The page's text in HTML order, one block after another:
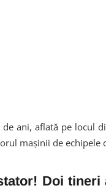
ani, aflată pe locul
mașinii de echipele
Doi